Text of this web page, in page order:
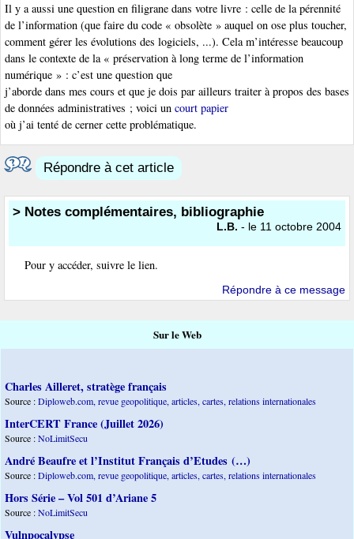
Il y a aussi une question en filigrane dans votre livre : celle de la pérennité
de l’information (que faire du code « obsolète » auquel on ose plus toucher,
comment gérer les évolutions des logiciels, ...). Cela m’intéresse beaucoup
dans le contexte de la « préservation à long terme de l’information
numérique » : c’est une question que
j’aborde dans mes cours et que je dois par ailleurs traiter à propos des bases
de données administratives ; voici un court papier
où j’ai tenté de cerner cette problématique.
Répondre à cet article
> Notes complémentaires, bibliographie
L.B. - le 11 octobre 2004
Pour y accéder, suivre le lien.
Répondre à ce message
Sur le Web
Charles Ailleret, stratège français
Source :Diploweb.com, revue geopolitique, articles, cartes, relations internationales
InterCERT France (Juillet 2026)
Source :NoLimitSecu
André Beaufre et l’Institut Français d’Etudes (…)
Source :Diploweb.com, revue geopolitique, articles, cartes, relations internationales
Hors Série – Vol 501 d’Ariane 5
Source :NoLimitSecu
Vulnpocalypse